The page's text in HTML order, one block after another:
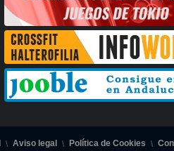
Aviso legal Política de Cookies